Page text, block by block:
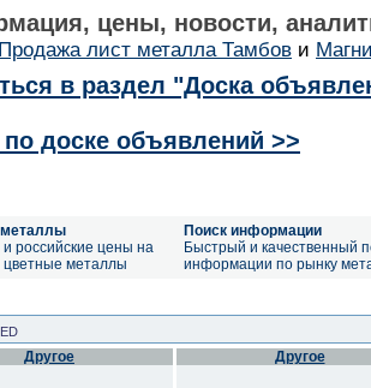
цены, новости,
лист металла Тамбов и
в раздел "Доска
по доске объявлений >>
российские цены на
металлы
Поиск информации
Быстрый и качественный
информации по рынку
Другое Другое